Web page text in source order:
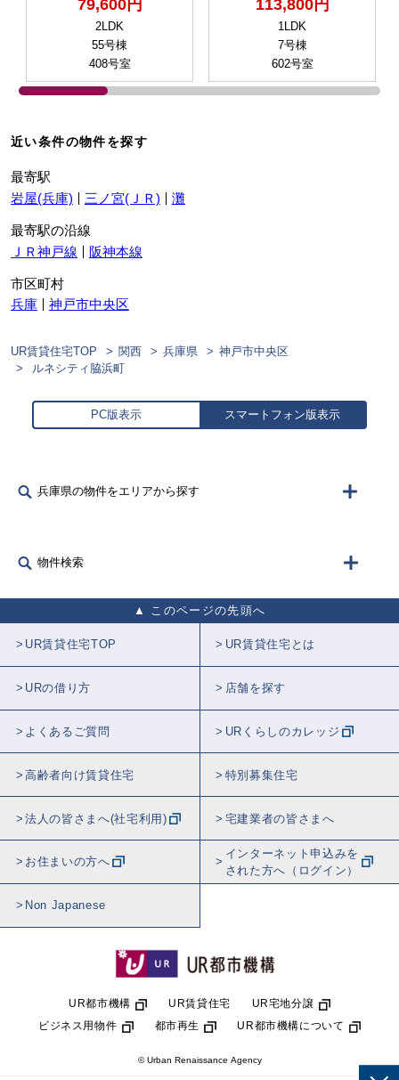
2LDK
55号棟
408号室
1LDK
7号棟
602号室
近い条件の物件を探す
最寄駅
岩屋(兵庫)
三ノ宮(ＪＲ) 灘
最寄駅の沿線
ＪＲ神戸線
阪神本線
市区町村
兵庫
神戸市中央区
UR賃貸住宅TOP 関西 兵庫県
神戸市中央区
ルネシティ脇浜町
PC版表示 スマートフォン版表示
兵庫県の物件をエリアから探す
物件検索
このページの先頭へ
UR賃貸住宅TOP UR賃貸住宅とは
URの借り方 店舗を探す
よくあるご質問 URくらしのカレッジ
高齢者向け賃貸住宅 特別募集住宅
法人の皆さまへ(社宅利用) 宅建業者の皆さまへ
お住まいの方へ
インターネット申込みを
された方へ（ログイン）
Non Japanese
UR都市機構 UR賃貸住宅
UR宅地分譲
ビジネス用物件
都市再生 UR都市機構について
© Urban Renaissance Agency